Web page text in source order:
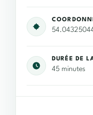
DURÉE DE
45 minutes